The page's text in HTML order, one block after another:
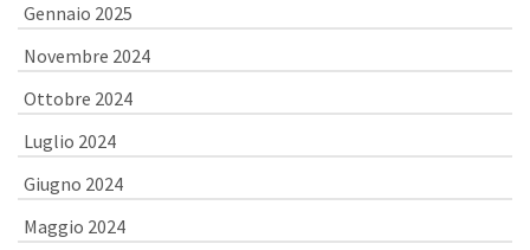
Gennaio 2025
Novembre 2024
Ottobre 2024
Luglio 2024
Giugno 2024
Maggio 2024